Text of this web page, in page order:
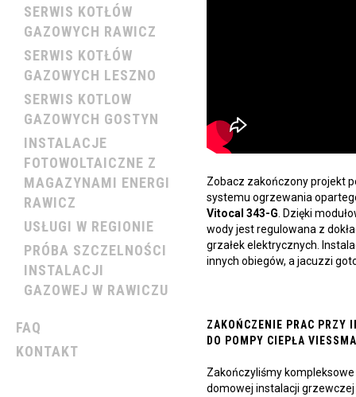
SERWIS KOTŁÓW
GAZOWYCH RAWICZ
SERWIS KOTŁÓW
GAZOWYCH LESZNO
SERWIS KOTLOW
GAZOWYCH GOSTYN
INSTALACJE
FOTOWOLTAICZNE Z
MAGAZYNAMI ENERGI
RAWICZ
USŁUGI W REGIONIE
PRÓBA SZCZELNOŚCI
INSTALACJI
GAZOWEJ W RAWICZU
FAQ
KONTAKT
Zobacz zakończony projekt
systemu ogrzewania
Vitocal 343-G . Dzięki
wody jest regulowana z
grzałek elektrycznych.
innych obiegów, a jacuzzi
ZAKOŃCZENIE PRAC PRZY
DO POMPY CIEPŁA
Zakończyliśmy
domowej instalacji